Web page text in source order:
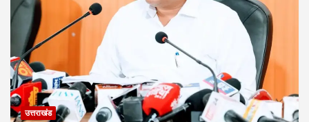
उत्तराखंड